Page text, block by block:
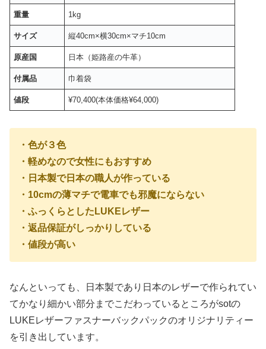
重量 1kg
サイズ 縦40cm×横30cm×マチ10cm
原産国 日本（姫路産の牛革）
付属品 巾着袋
値段 ¥70,400(本体価格¥64,000)
・色が３色
・軽めなので女性にもおすすめ
・日本製で日本の職人が作っている
・10cmの薄マチで電車でも邪魔にならない
・ふっくらとしたLUKEレザー
・返品保証がしっかりしている
・値段が高い
なんといっても、日本製であり日本のレザーで作られてい
てかなり細かい部分までこだわっているところがsotの
LUKEレザーファスナーバックパックのオリジナリティー
を引き出しています。